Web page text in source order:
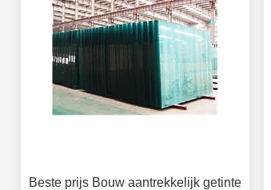
Beste prijs Bouw aantrekkelijk getinte